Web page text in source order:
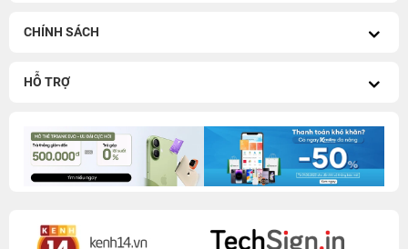
CHÍNH SÁCH
HỖ TRỢ